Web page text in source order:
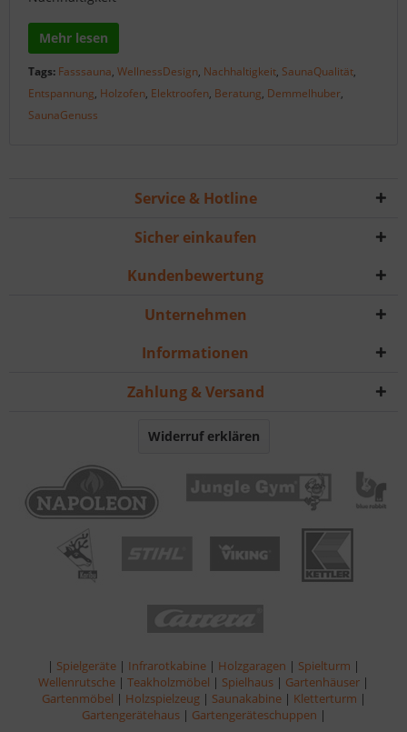
Mehr lesen
Tags: Fasssauna, WellnessDesign, Nachhaltigkeit, SaunaQualität,
Entspannung, Holzofen, Elektroofen, Beratung, Demmelhuber,
SaunaGenuss
Service & Hotline
Sicher einkaufen
Kundenbewertung
Unternehmen
Informationen
Zahlung & Versand
Widerruf erklären
| Spielgeräte | Infrarotkabine | Holzgaragen | Spielturm |
Wellenrutsche | Teakholzmöbel | Spielhaus | Gartenhäuser |
Gartenmöbel | Holzspielzeug | Saunakabine | Kletterturm |
Gartengerätehaus | Gartengeräteschuppen |